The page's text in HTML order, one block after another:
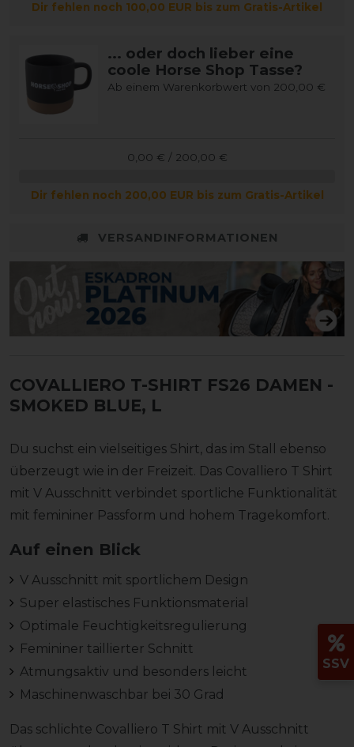
Dir fehlen noch 100,00 EUR bis zum Gratis-Artikel
... oder doch lieber eine
coole Horse Shop Tasse?
Ab einem Warenkorbwert von 200,00 €
0,00 € / 200,00 €
Dir fehlen noch 200,00 EUR bis zum Gratis-Artikel
VERSANDINFORMATIONEN
COVALLIERO T-SHIRT FS26 DAMEN -
SMOKED BLUE, L
Du suchst ein vielseitiges Shirt, das im Stall ebenso
überzeugt wie in der Freizeit. Das Covalliero T Shirt
mit V Ausschnitt verbindet sportliche Funktionalität
mit femininer Passform und hohem Tragekomfort.
Auf einen Blick
V Ausschnitt mit sportlichem Design
Super elastisches Funktionsmaterial
Optimale Feuchtigkeitsregulierung
Femininer taillierter Schnitt
Atmungsaktiv und besonders leicht
Maschinenwaschbar bei 30 Grad
Das schlichte Covalliero T Shirt mit V Ausschnitt
SSV